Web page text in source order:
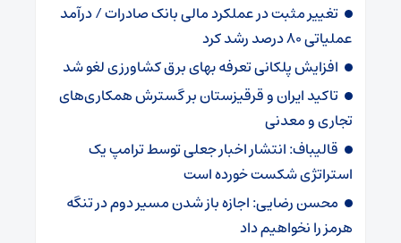
تغییر مثبت در عملکرد مالی بانک صادرات / درآمد
عملیاتی ۸۰ درصد رشد کرد
افزایش پلکانی تعرفه بهای برق کشاورزی لغو شد
تاکید ایران و قرقیزستان بر گسترش همکاری‌های
تجاری و معدنی
قالیباف: انتشار اخبار جعلی توسط ترامپ یک
استراتژی شکست خورده است
محسن رضایی: اجازه باز شدن مسیر دوم در تنگه
هرمز را نخواهیم داد